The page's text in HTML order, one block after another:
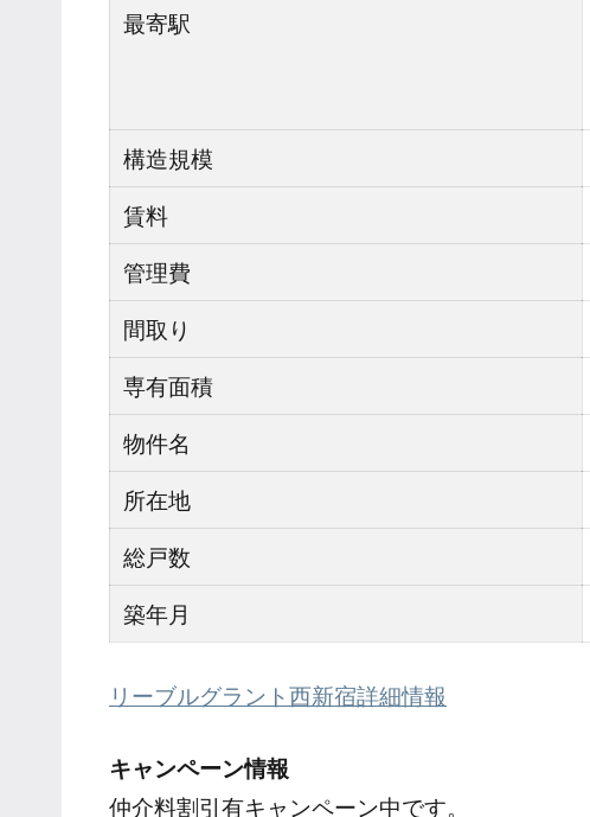
最寄駅
構造規模
賃料
管理費
間取り
専有面積
物件名
所在地
総戸数
築年月
リーブルグラント西新宿詳細情報
キャンペーン情報
仲介料割引有キャンペーン中です。